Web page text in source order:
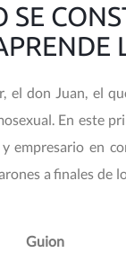
SE
el don Juan, el
En este
empresario en
a finales de
Guion